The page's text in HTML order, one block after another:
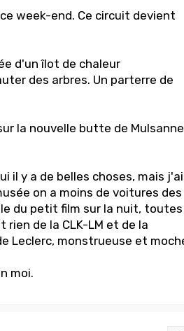
week-end. Ce circuit devient
d'un îlot de chaleur
des arbres. Un parterre de
la nouvelle butte de
il y a de belles choses, mais j'ai
on a moins de voitures des
du petit film sur la nuit, toutes
de la CLK-LM et de la
Leclerc, monstrueuse et
moi.